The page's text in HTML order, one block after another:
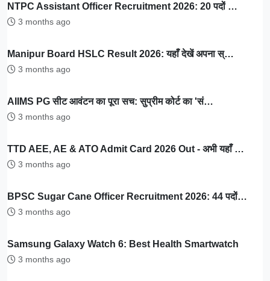
NTPC Assistant Officer Recruitment 2026: 20 पदों …
3 months ago
Manipur Board HSLC Result 2026: यहाँ देखें अपना स्…
3 months ago
AIIMS PG सीट आवंटन का पूरा सच: सुप्रीम कोर्ट का 'सं…
3 months ago
TTD AEE, AE & ATO Admit Card 2026 Out - अभी यहाँ …
3 months ago
BPSC Sugar Cane Officer Recruitment 2026: 44 पदों…
3 months ago
Samsung Galaxy Watch 6: Best Health Smartwatch
3 months ago